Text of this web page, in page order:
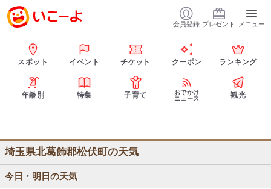
会員登録 プレゼント メニュー
スポット イベント チケット クーポン ランキング
年齢別 特集 子育て
おでかけ
ニュース
観光
埼玉県北葛飾郡松伏町の天気
今日・明日の天気